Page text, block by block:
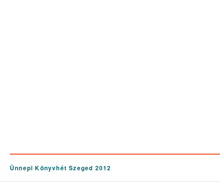
Ünnepi Könyvhét Szeged 2012